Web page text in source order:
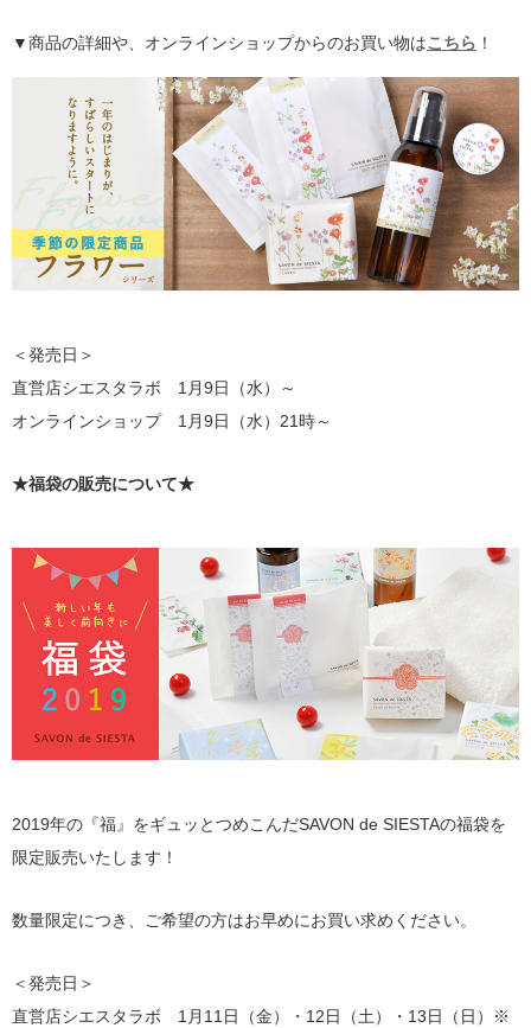
▼商品の詳細や、オンラインショップからのお買い物はこちら ！
＜発売日＞
直営店シエスタラボ 1月9日（水）～
オンラインショップ 1月9日（水）21時～
★福袋の販売について★
2019年の『福』をギュッとつめこんだSAVON de SIESTAの福袋を
限定販売いたします！
数量限定につき、ご希望の方はお早めにお買い求めください。
＜発売日＞
直営店シエスタラボ 1月11日（金）・12日（土）・13日（日）※